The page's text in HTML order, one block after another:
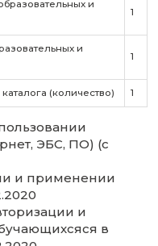
доступа к
учета
журнал,
учета
их
(электронный